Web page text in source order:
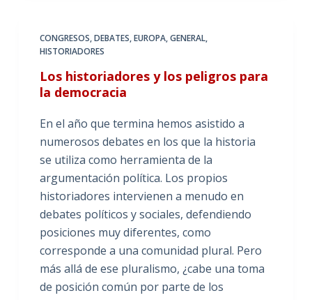
CONGRESOS,DEBATES,EUROPA,GENERAL,
HISTORIADORES
Los historiadores y los peligros para
la democracia
En el año que termina hemos asistido a
numerosos debates en los que la historia
se utiliza como herramienta de la
argumentación política. Los propios
historiadores intervienen a menudo en
debates políticos y sociales, defendiendo
posiciones muy diferentes, como
corresponde a una comunidad plural. Pero
más allá de ese pluralismo, ¿cabe una toma
de posición común por parte de los